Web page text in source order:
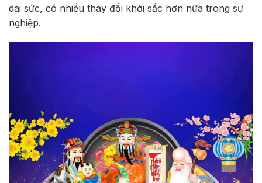
dai sức, có nhiều thay đổi khởi sắc hơn nữa trong sự
nghiệp.